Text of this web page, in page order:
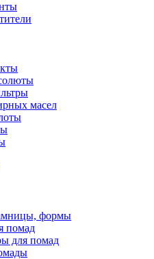
масел
формы
помад
для помад